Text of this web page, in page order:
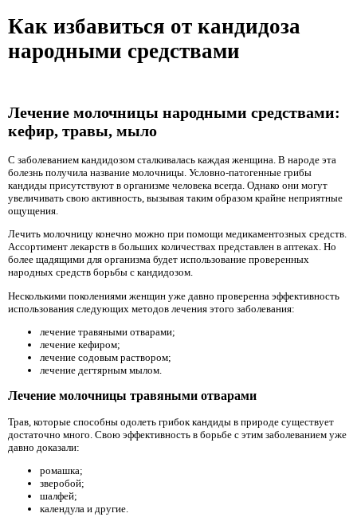
Как избавиться от кандидоза
народными средствами
Лечение молочницы народными средствами:
кефир, травы, мыло
С заболеванием кандидозом сталкивалась каждая женщина. В народе эта
болезнь получила название молочницы. Условно-патогенные грибы
кандиды присутствуют в организме человека всегда. Однако они могут
увеличивать свою активность, вызывая таким образом крайне неприятные
ощущения.
Лечить молочницу конечно можно при помощи медикаментозных средств.
Ассортимент лекарств в больших количествах представлен в аптеках. Но
более щадящими для организма будет использование проверенных
народных средств борьбы с кандидозом.
Несколькими поколениями женщин уже давно проверенна эффективность
использования следующих методов лечения этого заболевания:
лечение травяными отварами;
лечение кефиром;
лечение содовым раствором;
лечение дегтярным мылом.
Лечение молочницы травяными отварами
Трав, которые способны одолеть грибок кандиды в природе существует
достаточно много. Свою эффективность в борьбе с этим заболеванием уже
давно доказали:
ромашка;
зверобой;
шалфей;
календула и другие.